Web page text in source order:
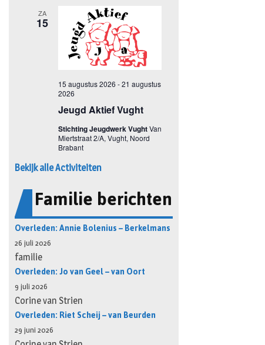
Bekijk alle Activiteiten
Familie berichten
Overleden: Annie Bolenius – Berkelmans
26 juli 2026
familie
Overleden: Jo van Geel – van Oort
9 juli 2026
Corine van Strien
Overleden: Riet Scheij – van Beurden
29 juni 2026